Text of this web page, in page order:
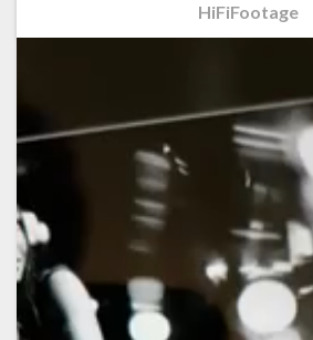
HiFiFootage